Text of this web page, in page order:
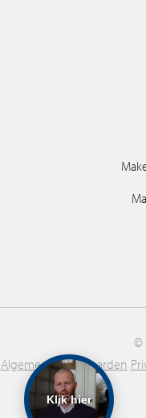
©
Algemene voorwaarden
Klik hier